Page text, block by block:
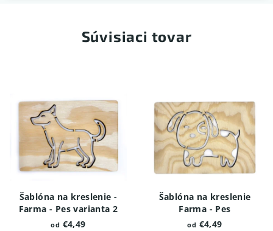
Súvisiaci tovar
Šablóna na kreslenie -
Farma - Pes varianta 2
od €4,49
Šablóna na kreslenie
Farma - Pes
od €4,49